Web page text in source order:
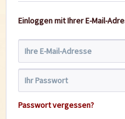
Einloggen mit Ihrer E-Mail-
Passwort vergessen?